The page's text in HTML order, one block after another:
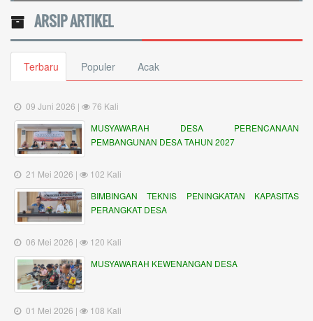
ARSIP ARTIKEL
Terbaru Populer Acak
09 Juni 2026 |
76 Kali
MUSYAWARAH DESA PERENCANAAN
PEMBANGUNAN DESA TAHUN 2027
21 Mei 2026 |
102 Kali
BIMBINGAN TEKNIS PENINGKATAN KAPASITAS
PERANGKAT DESA
06 Mei 2026 |
120 Kali
MUSYAWARAH KEWENANGAN DESA
01 Mei 2026 |
108 Kali